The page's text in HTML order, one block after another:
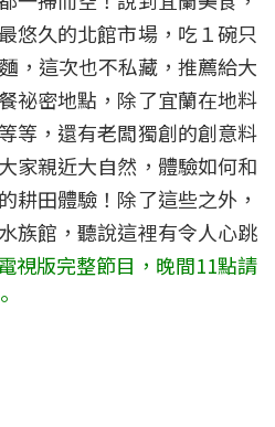
悠久的北館市場，吃１碗只
，這次也不私藏，推薦給大
祕密地點，除了宜蘭在地料
等，還有老闆獨創的創意料
家親近大自然，體驗如何和
耕田體驗！除了這些之外，
族館，聽說這裡有令人心跳
視版完整節目，晚間11點請